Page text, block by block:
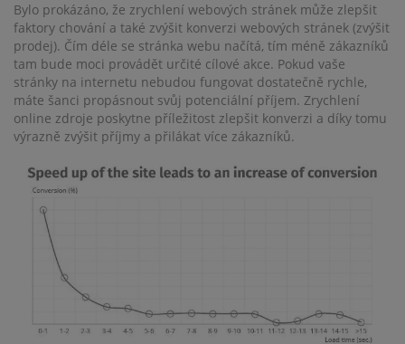
Bylo prokázáno, že zrychlení webových stránek může zlepšit
faktory chování a také zvýšit konverzi webových stránek (zvýšit
prodej). Čím déle se stránka webu načítá, tím méně zákazníků
tam bude moci provádět určité cílové akce. Pokud vaše
stránky na internetu nebudou fungovat dostatečně rychle,
máte šanci propásnout svůj potenciální příjem. Zrychlení
online zdroje poskytne příležitost zlepšit konverzi a díky tomu
výrazně zvýšit příjmy a přilákat více zákazníků.